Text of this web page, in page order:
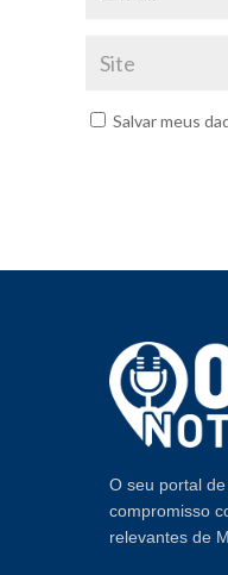
Salvar meus
O seu portal
compromisso
relevantes de